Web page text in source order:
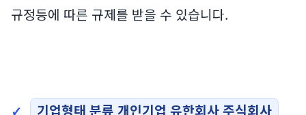
규정등에 따른 규제를 받을 수 있습니다.
기업형태 분류 개인기업 유한회사 주식회사